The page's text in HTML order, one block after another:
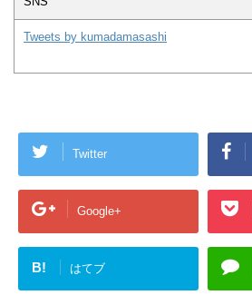
Tweets by kumadamasashi
Twitter
Google+
B! はてブ